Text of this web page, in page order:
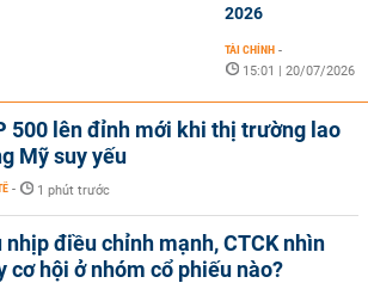
2026
TÀI CHÍNH -
15:01 | 20/07/2026
500 lên đỉnh mới khi thị trường lao
Mỹ suy yếu
- 1 phút trước
nhịp điều chỉnh mạnh, CTCK nhìn
cơ hội ở nhóm cổ phiếu nào?